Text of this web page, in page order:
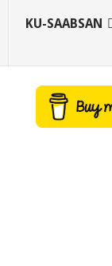
KU-SAABSAN